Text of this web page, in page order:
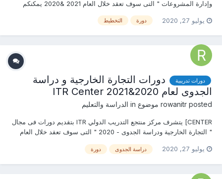
وإدارة المشروعات " التى سوف تعقد خلال العام 2021 &2020 يمكنكم
والإستفسار ومعرفة المحتوي العلمى ) يرجى الاتصال بـ الاستاذ :روان عمرو...
يوليو 27, 2020 دورة التخطيط
دورات تدريبية
دورات التجارة الخارجية و دراسة
الجدوى لعام 2020&2021 ITR Center
rowanitr posted موضوع in الدراسة والتعليم
CENTER] يتشرف مركز منتجع التدريب الدولي ITR بتقديم دورات فى مجال
" التجارة الخارجية ودراسة الجدوى - 2020 " التى سوف تعقد خلال العام
أو ( للتواصل والإستفسار ومعرفة المحتوي العلمى...
يوليو 27, 2020 دراسة الجدوى دورة